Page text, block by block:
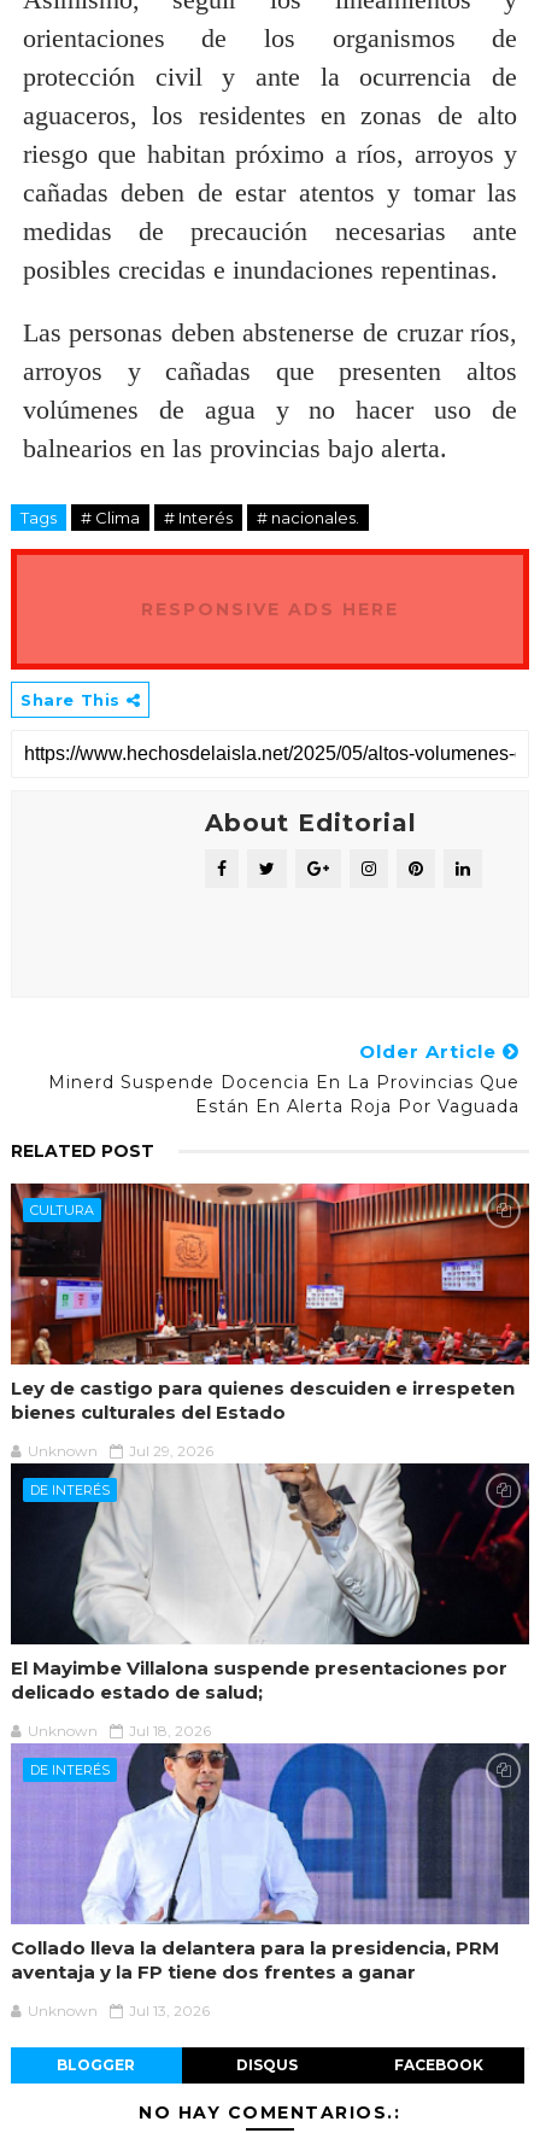
orientaciones de los organismos de
protección civil y ante la ocurrencia de
aguaceros, los residentes en zonas de alto
riesgo que habitan próximo a ríos, arroyos y
cañadas deben de estar atentos y tomar las
medidas de precaución necesarias ante
posibles crecidas e inundaciones repentinas.
Las personas deben abstenerse de cruzar ríos,
arroyos y cañadas que presenten altos
volúmenes de agua y no hacer uso de
balnearios en las provincias bajo alerta.
Tags # Clima # Interés # nacionales.
RESPONSIVE ADS HERE
Share This
About Editorial
Older Article
Minerd Suspende Docencia En La Provincias Que
Están En Alerta Roja Por Vaguada
RELATED POST
CULTURA
Ley de castigo para quienes descuiden e irrespeten
bienes culturales del Estado
Unknown Jul 29, 2026
DE INTERÉS
El Mayimbe Villalona suspende presentaciones por
delicado estado de salud;
Unknown Jul 18, 2026
DE INTERÉS
Collado lleva la delantera para la presidencia, PRM
aventaja y la FP tiene dos frentes a ganar
Unknown Jul 13, 2026
BLOGGER DISQUS FACEBOOK
NO HAY COMENTARIOS.: